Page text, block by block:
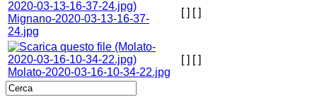
Mignano-2020-03-13-16-37-
24.jpg
[ ] [ ]
Molato-2020-03-16-10-34-22.jpg
[ ] [ ]